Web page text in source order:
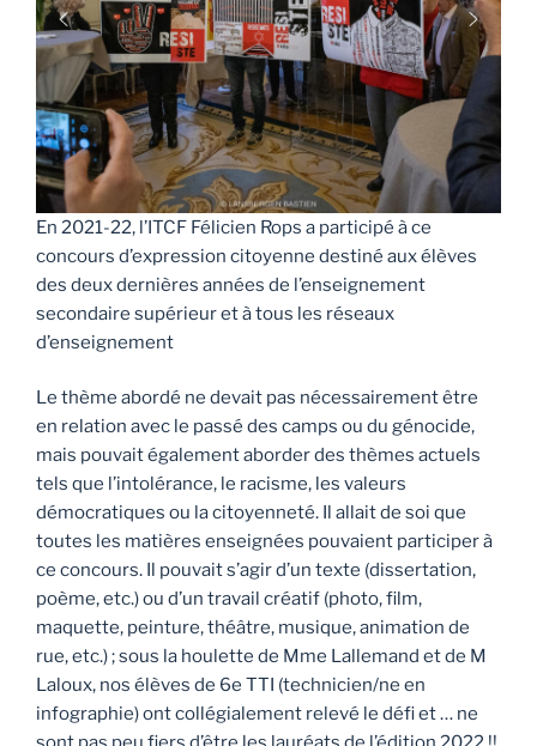
En 2021-22, l’ITCF Félicien Rops a participé à ce
concours d’expression citoyenne destiné aux élèves
des deux dernières années de l’enseignement
secondaire supérieur et à tous les réseaux
d’enseignement
Le thème abordé ne devait pas nécessairement être
en relation avec le passé des camps ou du génocide,
mais pouvait également aborder des thèmes actuels
tels que l’intolérance, le racisme, les valeurs
démocratiques ou la citoyenneté. Il allait de soi que
toutes les matières enseignées pouvaient participer à
ce concours. Il pouvait s’agir d’un texte (dissertation,
poème, etc.) ou d’un travail créatif (photo, film,
maquette, peinture, théâtre, musique, animation de
rue, etc.) ; sous la houlette de Mme Lallemand et de M
Laloux, nos élèves de 6e TTI (technicien/ne en
infographie) ont collégialement relevé le défi et … ne